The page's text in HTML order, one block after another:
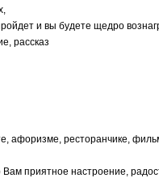
и вы будете щедро
рассказ
афоризме, ресторанчике,
приятное настроение,